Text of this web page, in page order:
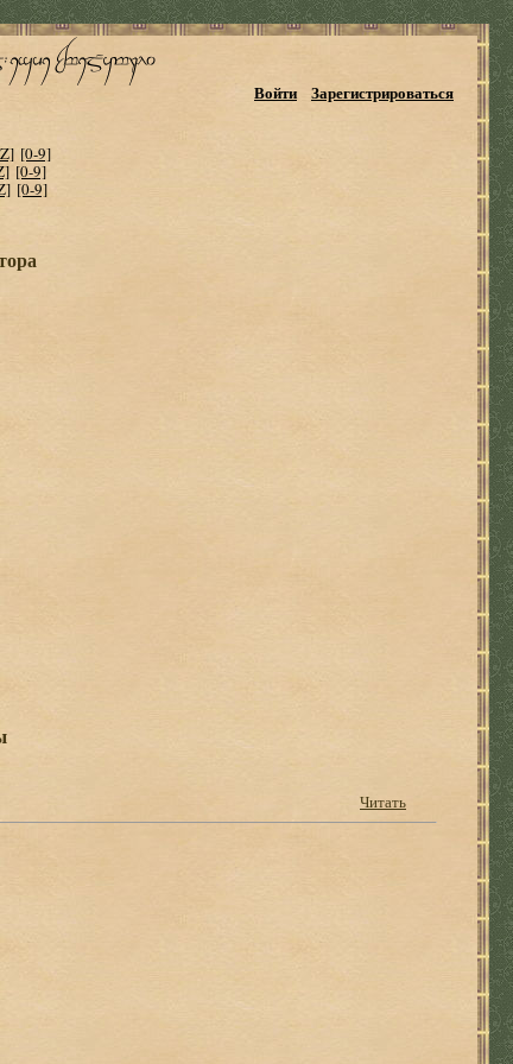
Войти Зарегистрироваться
[0-9]
[0-9]
[0-9]
Читать